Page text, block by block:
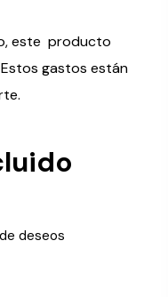
este producto
gastos están
deseos